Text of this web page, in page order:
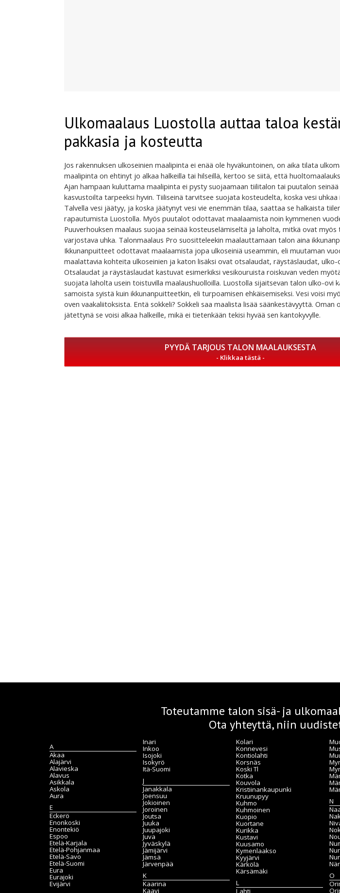
Ulkomaalaus Luostolla auttaa taloa
pakkasia ja kosteutta
Jos rakennuksen ulkoseinien maalipinta ei enää ole hyväkuntoinen, on aika tilata
maalipinta on ehtinyt jo alkaa halkeilla tai hilseillä, kertoo se siitä, että
Ajan hampaan kuluttama maalipinta ei pysty suojaamaan tiilitalon tai puutalon
kasvustoilta tarpeeksi hyvin. Tiiliseinä tarvitsee suojata kosteudelta, koska vesi uhkaa
Talvella vesi jäätyy, ja koska jäätynyt vesi vie enemmän tilaa, saattaa se halkaista
rapautumista Luostolla. Myös puutalot odottavat maalaamista noin kymmenen
Puuverhouksen maalaus suojaa seinää kosteuselämiseltä ja laholta, mitkä ovat
varjostava uhka. Talonmaalaus Pro suositteleekin maalauttamaan talon aina
Ikkunanpuitteet odottavat maalaamista jopa ulkoseiniä useammin, eli muutaman
maalattavia kohteita ulkoseinien ja katon lisäksi ovat otsalaudat, räystäslaudat, ulko-
Otsalaudat ja räystäslaudat kastuvat esimerkiksi vesikouruista roiskuvan veden
suojata laholta usein toistuvilla maalaushuolloilla. Luostolla sijaitsevan talon ulko-ovi
samoista syistä kuin ikkunanpuitteetkin, eli turpoamisen ehkäisemiseksi. Vesi voisi
oven vaakaliitoksista. Entä sokkeli? Sokkeli saa maalista lisää säänkestävyyttä. Oman
jätettynä se voisi alkaa halkeille, mikä ei tietenkään tekisi hyvää sen kantokyvylle.
PYYDÄ TARJOUS TALON MAALAUKSESTA
Toteutamme talon sisä- ja
Ota yhteyttä, niin
A
Akaa
Alajärvi
Alavieska
Alavus
Asikkala
Askola
Aura
E
Eckerö
Enonkoski
Enontekiö
Espoo
Etelä-Karjala
Etelä-Pohjanmaa
Etelä-Savo
Etelä-Suomi
Eura
Eurajoki
Evijärvi
Inari
Inkoo
Isojoki
Isokyrö
Itä-Suomi
J
Janakkala
Joensuu
Jokioinen
Joroinen
Joutsa
Juuka
Juupajoki
Juva
Jyväskylä
Jämijärvi
Jämsä
Järvenpää
K
Kaarina
Kaavi
Kolari
Konnevesi
Kontiolahti
Korsnäs
Koski Tl
Kotka
Kouvola
Kristiinankaupunki
Kruunupyy
Kuhmo
Kuhmoinen
Kuopio
Kuortane
Kurikka
Kustavi
Kuusamo
Kymenlaakso
Kyyjärvi
Kärkölä
Kärsämäki
L
Lahti
N
O